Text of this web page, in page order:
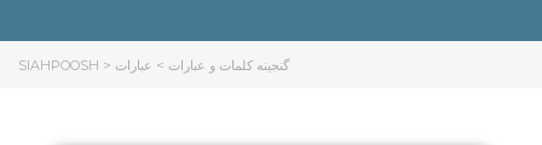
SIAHPOOSH > گنجینه کلمات و عبارات > عبارات